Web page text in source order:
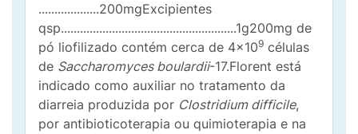
...................200mgExcipientes
qsp.......................................................1g200mg de
pó liofilizado contém cerca de 4x109 células
de Saccharomyces boulardii-17.Florent está
indicado como auxiliar no tratamento da
diarreia produzida por Clostridium difficile,
por antibioticoterapia ou quimioterapia e na